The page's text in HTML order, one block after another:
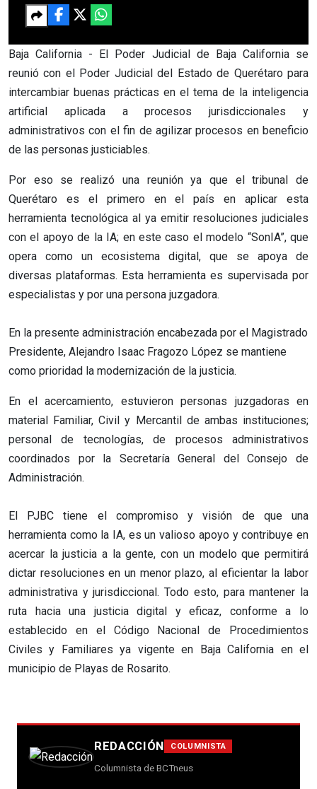
Baja California - El Poder Judicial de Baja California se
reunió con el Poder Judicial del Estado de Querétaro para
intercambiar buenas prácticas en el tema de la inteligencia
artificial aplicada a procesos jurisdiccionales y
administrativos con el fin de agilizar procesos en beneficio
de las personas justiciables.
Por eso se realizó una reunión ya que el tribunal de
Querétaro es el primero en el país en aplicar esta
herramienta tecnológica al ya emitir resoluciones judiciales
con el apoyo de la IA; en este caso el modelo “SonIA”, que
opera como un ecosistema digital, que se apoya de
diversas plataformas. Esta herramienta es supervisada por
especialistas y por una persona juzgadora.
En la presente administración encabezada por el Magistrado
Presidente, Alejandro Isaac Fragozo López se mantiene
como prioridad la modernización de la justicia.
En el acercamiento, estuvieron personas juzgadoras en
material Familiar, Civil y Mercantil de ambas instituciones;
personal de tecnologías, de procesos administrativos
coordinados por la Secretaría General del Consejo de
Administración.
El PJBC tiene el compromiso y visión de que una
herramienta como la IA, es un valioso apoyo y contribuye en
acercar la justicia a la gente, con un modelo que permitirá
dictar resoluciones en un menor plazo, al eficientar la labor
administrativa y jurisdiccional. Todo esto, para mantener la
ruta hacia una justicia digital y eficaz, conforme a lo
establecido en el Código Nacional de Procedimientos
Civiles y Familiares ya vigente en Baja California en el
municipio de Playas de Rosarito.
REDACCIÓN COLUMNISTA
Columnista de BCTneus